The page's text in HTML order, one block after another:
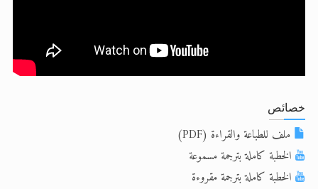
خصائص
ملف للطباعة والقراءة (PDF)
الخطبة كاملة بترجمة مسموعة
الخطبة كاملة بترجمة مقروءة